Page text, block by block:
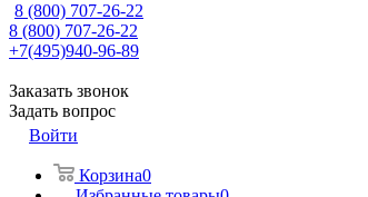
8 (800) 707-26-22
8 (800) 707-26-22
+7(495)940-96-89
Заказать звонок
Задать вопрос
Войти
Корзина0